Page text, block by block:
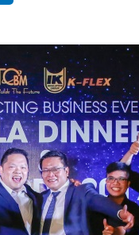
KHIỂN NƯỚC NÓNG
KHÍ